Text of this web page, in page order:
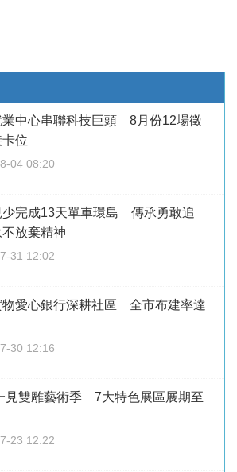
業中心串聯科技巨頭 8月份12場徵
位
04 08:20
少完成13天單車環島 傳承勇敢追
放棄精神
31 12:02
物愛心銀行深耕社區 全市布建率達
30 12:16
見雙雕藝術季 7大特色展區展期至
23 12:22